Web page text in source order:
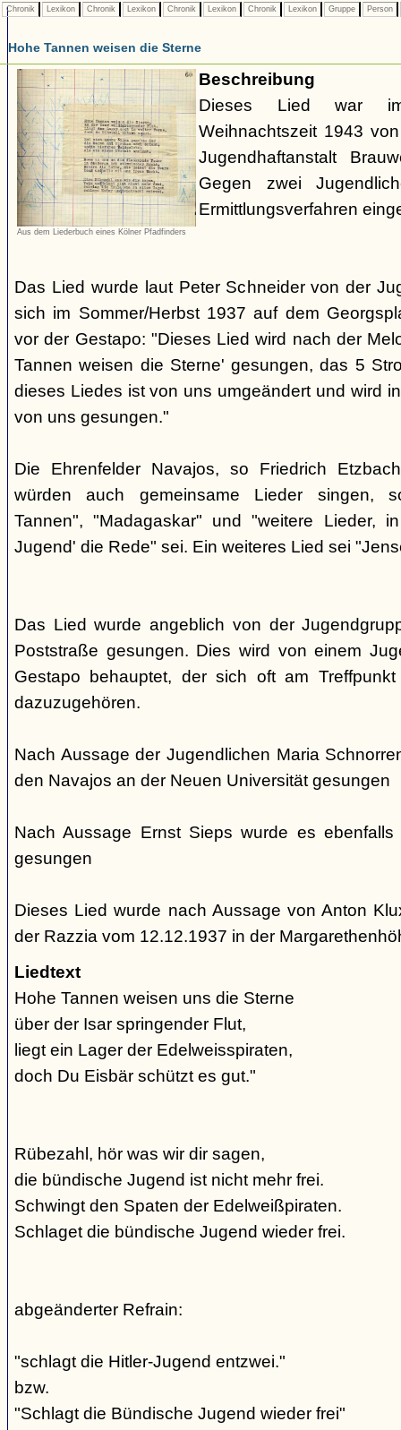
Chronik Lexikon Chronik Lexikon Chronik Lexikon Chronik Lexikon Gruppe Person
Hohe Tannen weisen die Sterne
Aus dem Liederbuch eines Kölner Pfadfinders
Beschreibung
Dieses Lied war
Weihnachtszeit 1943
Jugendhaftanstalt
Gegen zwei
Ermittlungsverfahren
Das Lied wurde laut Peter Schneider von der
sich im Sommer/Herbst 1937 auf dem
vor der Gestapo: "Dieses Lied wird nach der
Tannen weisen die Sterne' gesungen, das 5
dieses Liedes ist von uns umgeändert und wird
von uns gesungen."
Die Ehrenfelder Navajos, so Friedrich
würden auch gemeinsame Lieder singen,
Tannen", "Madagaskar" und "weitere Lieder,
Jugend' die Rede" sei. Ein weiteres Lied sei
Das Lied wurde angeblich von der
Poststraße gesungen. Dies wird von einem
Gestapo behauptet, der sich oft am
dazuzugehören.
Nach Aussage der Jugendlichen Maria
den Navajos an der Neuen Universität gesungen
Nach Aussage Ernst Sieps wurde es
gesungen
Dieses Lied wurde nach Aussage von Anton
der Razzia vom 12.12.1937 in der
Liedtext
Hohe Tannen weisen uns die Sterne
über der Isar springender Flut,
liegt ein Lager der Edelweisspiraten,
doch Du Eisbär schützt es gut."
Rübezahl, hör was wir dir sagen,
die bündische Jugend ist nicht mehr frei.
Schwingt den Spaten der Edelweißpiraten.
Schlaget die bündische Jugend wieder frei.
abgeänderter Refrain:
"schlagt die Hitler-Jugend entzwei."
bzw.
"Schlagt die Bündische Jugend wieder frei"